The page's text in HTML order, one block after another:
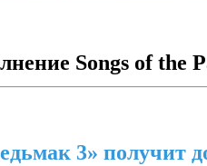
Songs of the
3» получит